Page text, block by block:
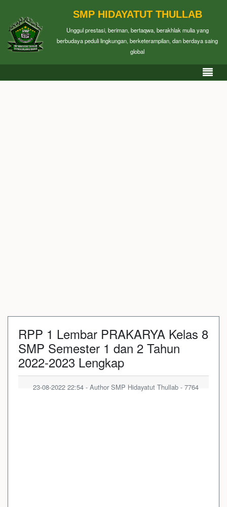
SMP HIDAYATUT THULLAB
Unggul prestasi, beriman, bertaqwa, berakhlak mulia yang
berbudaya peduli lingkungan, berketerampilan, dan berdaya saing
global
RPP 1 Lembar PRAKARYA Kelas 8
SMP Semester 1 dan 2 Tahun
2022-2023 Lengkap
23-08-2022 22:54 - Author SMP Hidayatut Thullab - 7764